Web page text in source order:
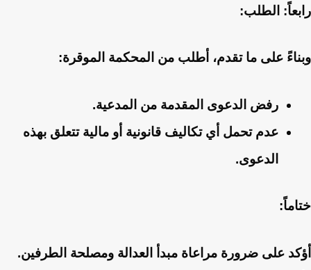
رابعاً: الطلب:
وبناءً على ما تقدم، أطلب من المحكمة الموقرة:
رفض الدعوى المقدمة من المدعية.
عدم تحمل أي تكاليف قانونية أو مالية تتعلق بهذه
الدعوى.
ختاماً:
أؤكد على ضرورة مراعاة مبدأ العدالة ومصلحة الطرفين.